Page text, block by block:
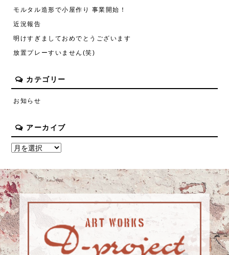
モルタル造形で小屋作り 事業開始！
近況報告
明けすぎましておめでとうございます
放置プレーすいません(笑)
カテゴリー
お知らせ
アーカイブ